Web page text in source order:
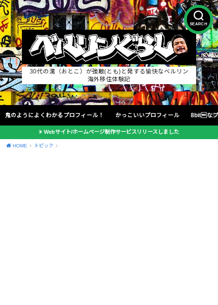
SEARCH
30代の漢（おとこ）が強敵(とも)と発する愉快なベルリン
海外移住体験記
鬼のようによくわかるプロフィール！ かっこいいプロフィール 8bitな
Webサイト/ホームページ制作サービスリリースしました
HOME トピック